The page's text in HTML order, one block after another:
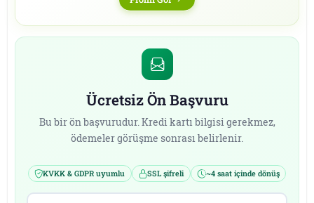
Ücretsiz Ön Başvuru
Bu bir ön başvurudur. Kredi kartı bilgisi gerekmez,
ödemeler görüşme sonrası belirlenir.
KVKK & GDPR uyumlu SSL şifreli ~4 saat içinde dönüş